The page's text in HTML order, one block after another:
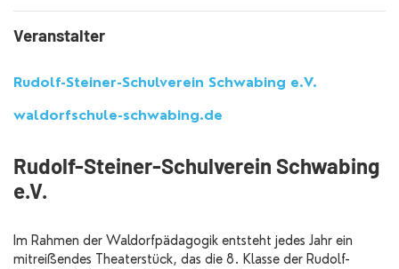
Veranstalter
Rudolf-Steiner-Schulverein Schwabing e.V.
waldorfschule-schwabing.de
Rudolf-Steiner-Schulverein Schwabing
e.V.
Im Rahmen der Waldorfpädagogik entsteht jedes Jahr ein
mitreißendes Theaterstück, das die 8. Klasse der Rudolf-